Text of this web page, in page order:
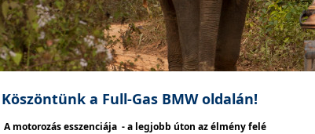
Köszöntünk a Full-Gas BMW oldalán!
A motorozás esszenciája - a legjobb úton az élmény felé